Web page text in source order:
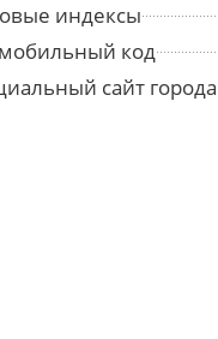
индексы
код
сайт города